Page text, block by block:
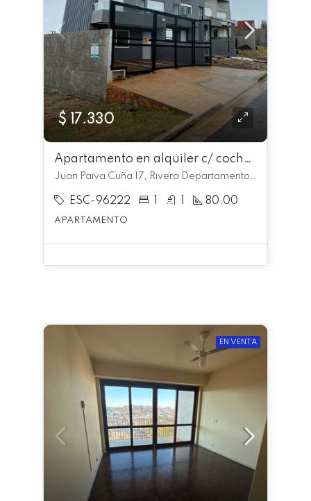
$ 17.330
Apartamento en alquiler c/ cochera en Legislativo
ESC-96222 80.00
APARTAMENTO
EN VENTA